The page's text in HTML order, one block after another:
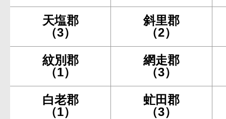
天塩郡
（3）
斜里郡
（2）
紋別郡
（1）
網走郡
（3）
白老郡
（1）
虻田郡
（3）